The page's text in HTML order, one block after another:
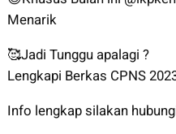
Menarik
🥰Jadi Tunggu apalagi ?
Lengkapi Berkas CPNS
Info lengkap silakan